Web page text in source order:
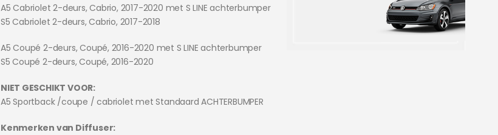
A5 Cabriolet 2-deurs, Cabrio, 2017-2020 met S LINE achterbumper
S5 Cabriolet 2-deurs, Cabrio, 2017-2018
A5 Coupé 2-deurs, Coupé, 2016-2020 met S LINE achterbumper
S5 Coupé 2-deurs, Coupé, 2016-2020
NIET GESCHIKT VOOR:
A5 Sportback /coupe / cabriolet met Standaard ACHTERBUMPER
Kenmerken van Diffuser: